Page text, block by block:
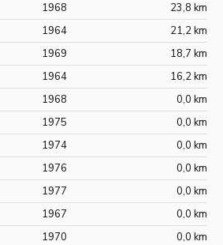
1968
23,8 km
1964
21,2 km
1969
18,7 km
1964
16,2 km
1968
0,0 km
1975
0,0 km
1974
0,0 km
1976
0,0 km
1977
0,0 km
1967
0,0 km
1970
0,0 km